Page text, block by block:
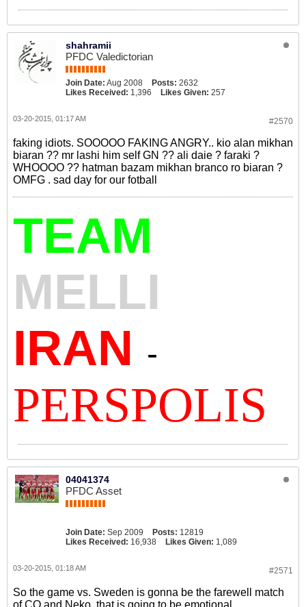
shahramii
PFDC Valedictorian
Join Date: Aug 2008 Posts: 2632
Likes Received: 1,396 Likes Given: 257
#2570
03-20-2015, 01:17 AM
faking idiots. SOOOOO FAKING ANGRY.. kio alan mikhan
biaran ?? mr lashi him self GN ?? ali daie ? faraki ?
WHOOOO ?? hatman bazam mikhan branco ro biaran ?
OMFG . sad day for our fotball
TEAM
MELLI
IRAN -
PERSPOLIS
04041374
PFDC Asset
Join Date: Sep 2009 Posts: 12819
Likes Received: 16,938 Likes Given: 1,089
#2571
03-20-2015, 01:18 AM
So the game vs. Sweden is gonna be the farewell match
of CQ and Neko..that is going to be emotional..